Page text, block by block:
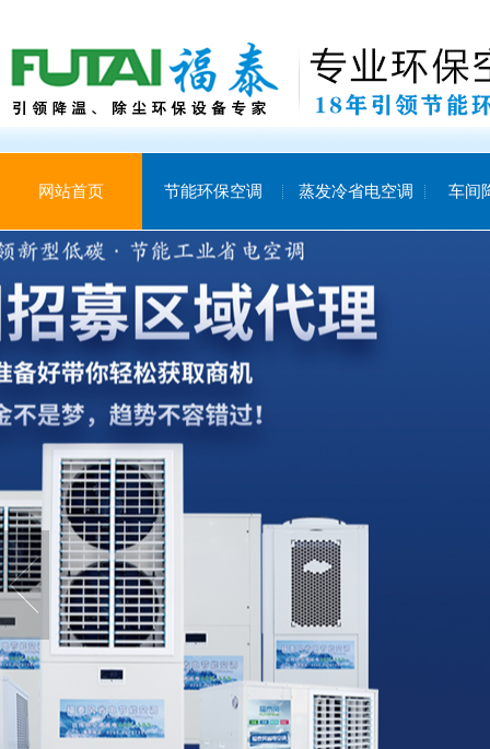
网站首页 节能环保空调 蒸发冷省电空调 车间